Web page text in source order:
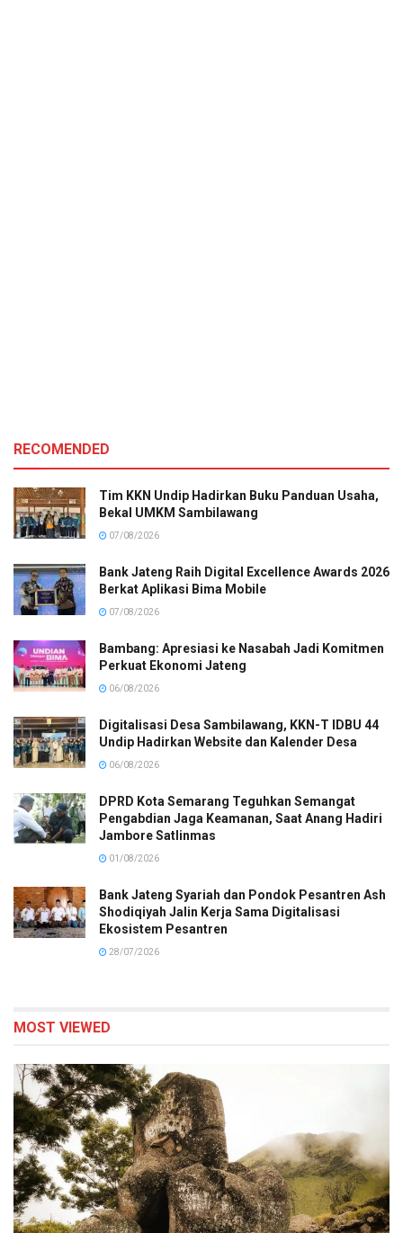
RECOMENDED
Tim KKN Undip Hadirkan Buku Panduan Usaha,
Bekal UMKM Sambilawang
07/08/2026
Bank Jateng Raih Digital Excellence Awards 2026
Berkat Aplikasi Bima Mobile
07/08/2026
Bambang: Apresiasi ke Nasabah Jadi Komitmen
Perkuat Ekonomi Jateng
06/08/2026
Digitalisasi Desa Sambilawang, KKN-T IDBU 44
Undip Hadirkan Website dan Kalender Desa
06/08/2026
DPRD Kota Semarang Teguhkan Semangat
Pengabdian Jaga Keamanan, Saat Anang Hadiri
Jambore Satlinmas
01/08/2026
Bank Jateng Syariah dan Pondok Pesantren Ash
Shodiqiyah Jalin Kerja Sama Digitalisasi
Ekosistem Pesantren
28/07/2026
MOST VIEWED